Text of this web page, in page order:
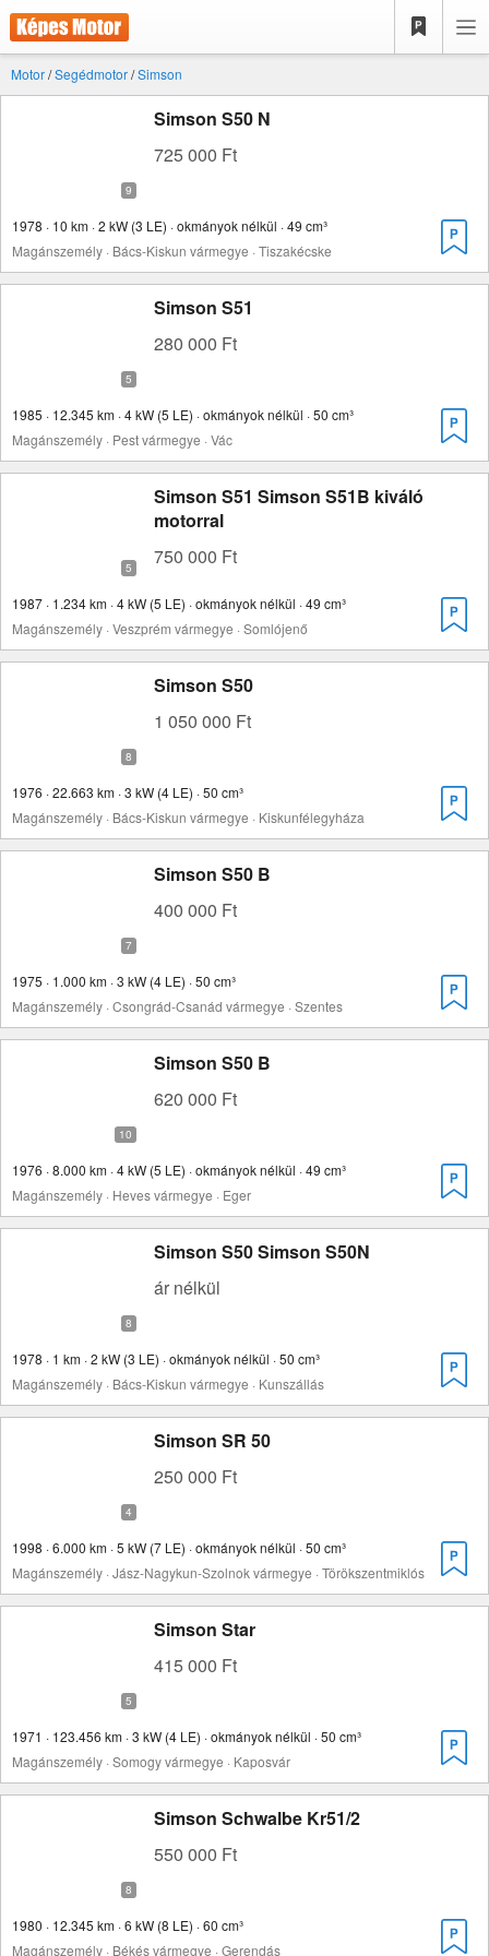
Motor/Segédmotor/Simson
Simson S50 N
725 000 Ft
1978 · 10 km · 2 kW (3 LE) · okmányok nélkül · 49 cm³
Magánszemély · Bács-Kiskun vármegye · Tiszakécske
Simson S51
280 000 Ft
1985 · 12.345 km · 4 kW (5 LE) · okmányok nélkül · 50 cm³
Magánszemély · Pest vármegye · Vác
Simson S51 Simson S51B kiváló
motorral
750 000 Ft
1987 · 1.234 km · 4 kW (5 LE) · okmányok nélkül · 49 cm³
Magánszemély · Veszprém vármegye · Somlójenő
Simson S50
1 050 000 Ft
1976 · 22.663 km · 3 kW (4 LE) · 50 cm³
Magánszemély · Bács-Kiskun vármegye · Kiskunfélegyháza
Simson S50 B
400 000 Ft
1975 · 1.000 km · 3 kW (4 LE) · 50 cm³
Magánszemély · Csongrád-Csanád vármegye · Szentes
Simson S50 B
620 000 Ft
1976 · 8.000 km · 4 kW (5 LE) · okmányok nélkül · 49 cm³
Magánszemély · Heves vármegye · Eger
Simson S50 Simson S50N
ár nélkül
1978 · 1 km · 2 kW (3 LE) · okmányok nélkül · 50 cm³
Magánszemély · Bács-Kiskun vármegye · Kunszállás
Simson SR 50
250 000 Ft
1998 · 6.000 km · 5 kW (7 LE) · okmányok nélkül · 50 cm³
Magánszemély · Jász-Nagykun-Szolnok vármegye · Törökszentmiklós
Simson Star
415 000 Ft
1971 · 123.456 km · 3 kW (4 LE) · okmányok nélkül · 50 cm³
Magánszemély · Somogy vármegye · Kaposvár
Simson Schwalbe Kr51/2
550 000 Ft
1980 · 12.345 km · 6 kW (8 LE) · 60 cm³
Magánszemély · Békés vármegye · Gerendás